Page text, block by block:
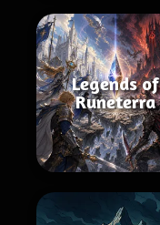
Legends of
Runeterra